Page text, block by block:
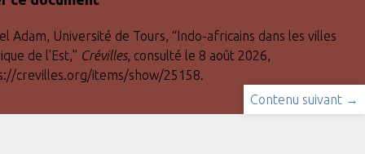
Adam, Université de Tours, “Indo-africains dans les villes
de l'Est,” Crévilles, consulté le 8 août 2026,
crevilles.org/items/show/25158.
Contenu suivant →